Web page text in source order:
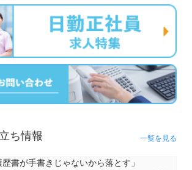
ち情報 一覧を見る
歴書が手書きじゃないから落とす」